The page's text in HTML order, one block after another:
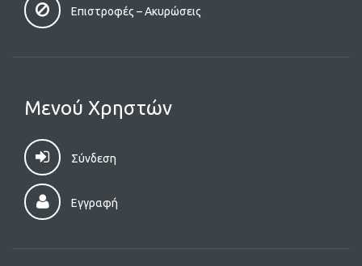
Επιστροφές – Aκυρώσεις
Μενού Χρηστών
Σύνδεση
Εγγραφή